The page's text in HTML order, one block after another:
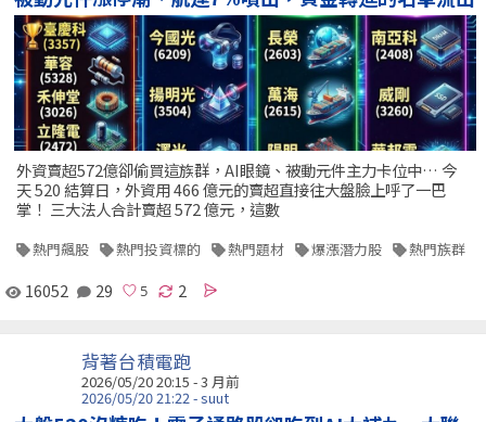
外資賣超572億卻偷買這族群，AI眼鏡、被動元件主力卡位中… 今
天 520 結算日，外資用 466 億元的賣超直接往大盤臉上呼了一巴
掌！ 三大法人合計賣超 572 億元，這數
熱門飆股 熱門投資標的 熱門題材 爆漲潛力股 熱門族群
16052 29 2
背著台積電跑
2026/05/20 20:15 - 3 月前
2026/05/20 21:22 - suut